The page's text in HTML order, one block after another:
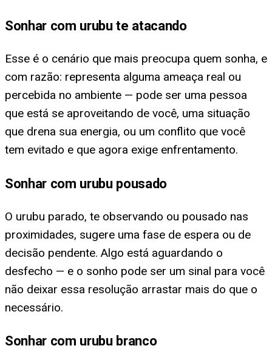
Sonhar com urubu te atacando
Esse é o cenário que mais preocupa quem sonha, e
com razão: representa alguma ameaça real ou
percebida no ambiente — pode ser uma pessoa
que está se aproveitando de você, uma situação
que drena sua energia, ou um conflito que você
tem evitado e que agora exige enfrentamento.
Sonhar com urubu pousado
O urubu parado, te observando ou pousado nas
proximidades, sugere uma fase de espera ou de
decisão pendente. Algo está aguardando o
desfecho — e o sonho pode ser um sinal para você
não deixar essa resolução arrastar mais do que o
necessário.
Sonhar com urubu branco